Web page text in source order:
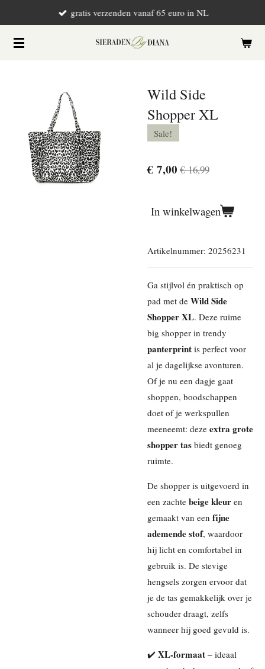
naar
gratis verzenden vanaf 65 euro in NL
Wild Side
Shopper XL
Sale!
€ 7,00 € 16,99
In winkelwagen
Artikelnummer: 20256231
Ga stijlvol én praktisch op
pad met de Wild Side
Shopper XL. Deze ruime
big shopper in trendy
panterprint is perfect voor
al je dagelijkse avonturen.
Of je nu een dagje gaat
shoppen, boodschappen
doet of je werkspullen
meeneemt: deze extra grote
shopper tas biedt genoeg
ruimte.
De shopper is uitgevoerd in
een zachte beige kleur en
gemaakt van een fijne
ademende stof, waardoor
hij licht en comfortabel in
gebruik is. De stevige
hengsels zorgen ervoor dat
je de tas gemakkelijk over je
schouder draagt, zelfs
wanneer hij goed gevuld is.
✔️ XL-formaat – ideaal